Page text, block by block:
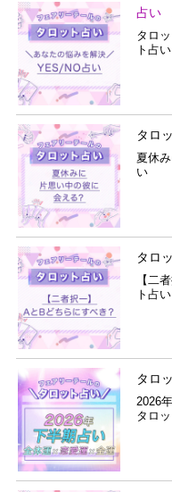
占い
タロ
ト占い
タロ
夏休
い
タロ
【二
ト占い
タロ
2026
タロ